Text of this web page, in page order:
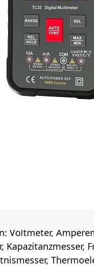
Voltmeter,
Kapazitanzmesser,